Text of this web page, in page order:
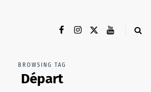
BROWSING TAG
Départ